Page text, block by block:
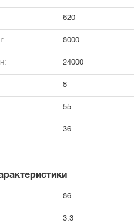
620
8000
24000
8
55
36
86
3.3